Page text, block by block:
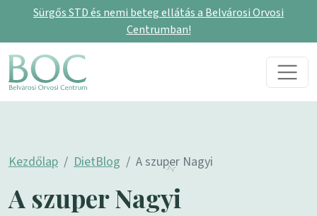
Sürgős STD és nemi beteg ellátás a Belvárosi Orvosi
Centrumban!
Skip to content
Main Navigation
Kezdőlap DietBlog A szuper Nagyi
A szuper Nagyi